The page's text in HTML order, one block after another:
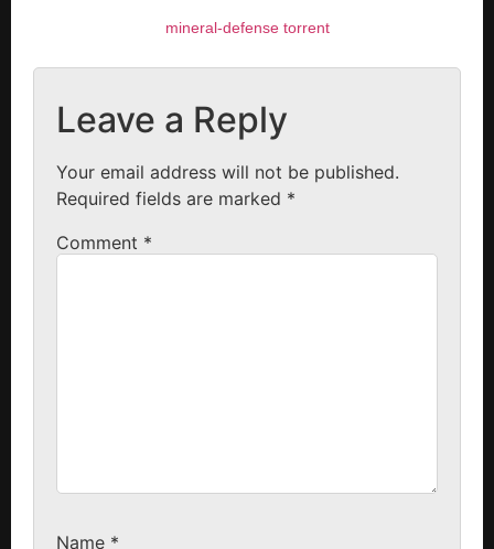
mineral-defense torrent
Leave a Reply
Your email address will not be published.
Required fields are marked *
Comment *
Name *